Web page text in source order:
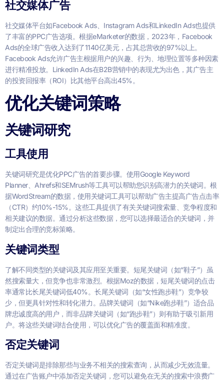
社交媒体广告
社交媒体平台如Facebook Ads、Instagram Ads和LinkedIn Ads也提供
了丰富的PPC广告选项。根据eMarketer的数据，2023年，Facebook
Ads的全球广告收入达到了1140亿美元，占其总营收的97%以上。
Facebook Ads允许广告主根据用户的兴趣、行为、地理位置等多种因素
进行精准投放。LinkedIn Ads在B2B营销中的表现尤为出色，其广告主
的投资回报率（ROI）比其他平台高出45%。
优化关键词策略
关键词研究
工具使用
关键词研究是优化PPC广告的首要步骤。使用Google Keyword
Planner、Ahrefs和SEMrush等工具可以帮助您识别高潜力的关键词。根
据WordStream的数据，使用关键词工具可以帮助广告主提高广告点击率
（CTR）约10%-15%。这些工具提供了有关关键词搜索量、竞争程度和
相关建议的数据。通过分析这些数据，您可以选择最适合的关键词，并
制定出合理的竞标策略。
关键词类型
了解不同类型的关键词及其应用至关重要。短尾关键词（如“鞋子”）虽
然搜索量大，但竞争也非常激烈。根据Moz的数据，短尾关键词的点击
率通常比长尾关键词低40%。长尾关键词（如“女性跑步鞋”）竞争较
少，但更具针对性和转化潜力。品牌关键词（如“Nike跑步鞋”）适合品
牌忠诚度高的用户，而非品牌关键词（如“跑步鞋”）则有助于吸引新用
户。将这些关键词结合使用，可以优化广告的覆盖面和精准度。
否定关键词
否定关键词是排除那些与业务不相关的搜索查询，从而减少无效流量。
通过在广告账户中添加否定关键词，您可以避免在无关的搜索中浪费广